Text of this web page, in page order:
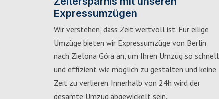
Expressumzügen
Wir verstehen, dass Zeit wertvoll ist. Für eilige
Umzüge bieten wir Expressumzüge von Berlin
nach Zielona Góra an, um Ihren Umzug so schnell
und effizient wie möglich zu gestalten und keine
Zeit zu verlieren. Innerhalb von 24h wird der
gesamte Umzug abgewickelt sein.